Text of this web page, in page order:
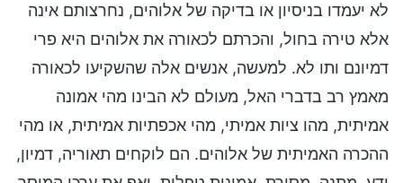
לא יעמדו בניסיון או בדיקה של אלוהים, נחרצותם אינה
אלא טירה בחול, והכרתם לכאורה את אלוהים היא פרי
דמיונם ותו לא. למעשה, אנשים אלה שהשקיעו לכאורה
מאמץ רב בדברי האל, מעולם לא הבינו מהי אמונה
אמיתית, מהו ציות אמיתי, מהי אכפתיות אמיתית, או מהי
ההכרה האמיתית של אלוהים. הם לוקחים תאוריה, דמיון,